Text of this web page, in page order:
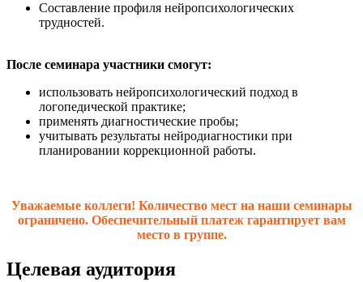
Составление профиля нейропсихологических
трудностей.
После семинара участники смогут:
использовать нейропсихологический подход в
логопедической практике;
применять диагностические пробы;
учитывать результаты нейродиагностики при
планировании коррекционной работы.
Уважаемые коллеги! Количество мест на наши семинары
ограничено. Обеспечительный платеж гарантирует вам
место в группе.
Целевая аудитория